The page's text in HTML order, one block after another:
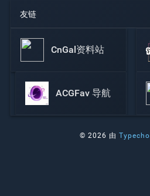
友链
CnGal资料站
ACGFav 导航
© 2026 由Typecho